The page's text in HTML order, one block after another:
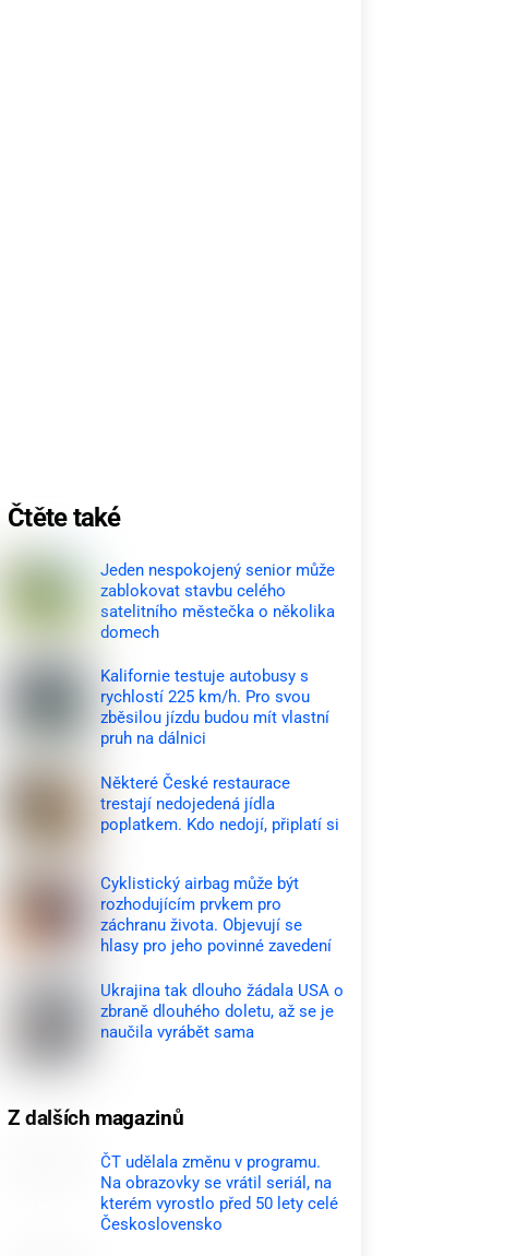
Čtěte také
Jeden nespokojený senior může
zablokovat stavbu celého
satelitního městečka o několika
domech
Kalifornie testuje autobusy s
rychlostí 225 km/h. Pro svou
zběsilou jízdu budou mít vlastní
pruh na dálnici
Některé České restaurace
trestají nedojedená jídla
poplatkem. Kdo nedojí, připlatí si
Cyklistický airbag může být
rozhodujícím prvkem pro
záchranu života. Objevují se
hlasy pro jeho povinné zavedení
Ukrajina tak dlouho žádala USA o
zbraně dlouhého doletu, až se je
naučila vyrábět sama
Z dalších magazinů
ČT udělala změnu v programu.
Na obrazovky se vrátil seriál, na
kterém vyrostlo před 50 lety celé
Československo